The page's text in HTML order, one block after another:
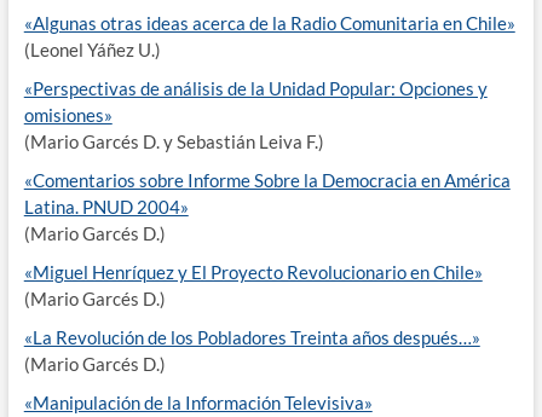
«Algunas otras ideas acerca de la Radio Comunitaria en Chile»
(Leonel Yáñez U.)
«Perspectivas de análisis de la Unidad Popular: Opciones y
omisiones»
(Mario Garcés D. y Sebastián Leiva F.)
«Comentarios sobre Informe Sobre la Democracia en América
Latina. PNUD 2004»
(Mario Garcés D.)
«Miguel Henríquez y El Proyecto Revolucionario en Chile»
(Mario Garcés D.)
«La Revolución de los Pobladores Treinta años después…»
(Mario Garcés D.)
«Manipulación de la Información Televisiva»